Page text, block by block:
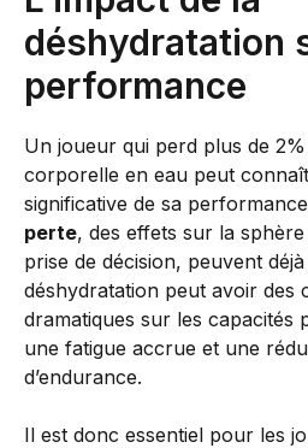
déshydratation
performance
Un joueur qui perd plus de 2%
corporelle en eau peut
significative de sa
perte, des effets sur la
prise de décision, peuvent
déshydratation peut avoir des
dramatiques sur les capacités
une fatigue accrue et une
d’endurance.
Il est donc essentiel pour les